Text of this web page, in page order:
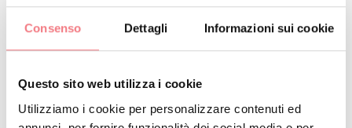
Consenso Dettagli Informazioni sui cookie
Questo sito web utilizza i cookie
Utilizziamo i cookie per personalizzare contenuti ed
Come arrivare